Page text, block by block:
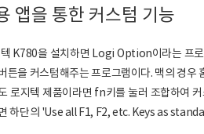
앱을 통한 커스텀 기능
K780을 설치하면 Logi Option이라는 프
튼을 커스텀해주는 프로그램이다. 맥의 경우
로지텍 제품이라면 fn키를 눌러 조합하여
하단의 'Use all F1, F2, etc. Keys as